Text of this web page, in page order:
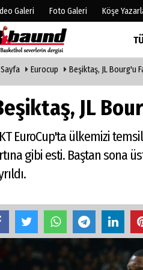
Galeri Foto Galeri Köşe
Hava
Anketler
Eurocup Beşiktaş, JL Bourg'u
JL
EuroCup'ta ülkemizi
gibi esti. Baştan sona